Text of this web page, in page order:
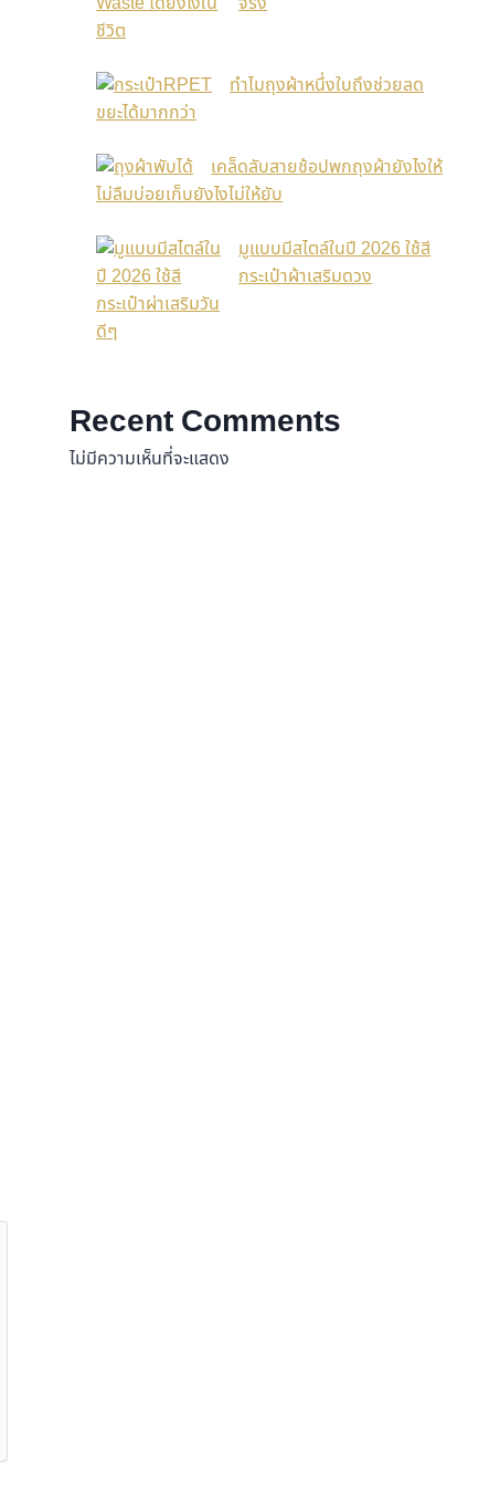
ทำไมถุงผ้าหนึ่งใบถึงช่วยลด
ขยะได้มากกว่า
เคล็ดลับสายช้อปพกถุงผ้ายังไงให้
ไม่ลืมบ่อยเก็บยังไงไม่ให้ยับ
มูแบบมีสไตล์ในปี 2026 ใช้สี
กระเป๋าผ้าเสริมดวง
Recent Comments
ไม่มีความเห็นที่จะแสดง